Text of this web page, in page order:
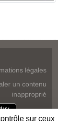
légales
un contenu
inapproprié
sur ceux